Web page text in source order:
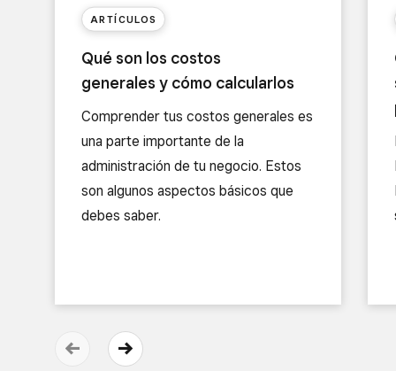
ARTÍCULOS
Qué son los costos
generales y cómo calcularlos
Comprender tus costos generales es
una parte importante de la
administración de tu negocio. Estos
son algunos aspectos básicos que
debes saber.